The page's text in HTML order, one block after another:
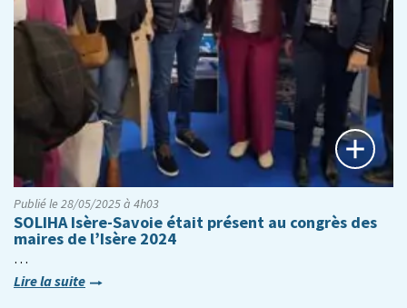
Publié le 28/05/2025 à 4h03
SOLIHA Isère-Savoie était présent au congrès des
maires de l’Isère 2024
…
Lire la suite